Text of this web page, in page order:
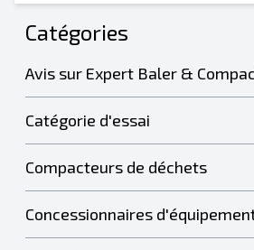
Catégories
Avis sur Expert Baler &
Catégorie d'essai
Compacteurs de déchets
Concessionnaires